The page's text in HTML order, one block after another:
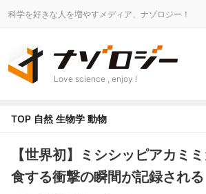
科学を好きな人を増やすメディア、ナゾロジー！
Love science , enjoy !
TOP 自然 生物学 動物
【世界初】ミシシッピアカミ
食する衝撃の瞬間が記録され